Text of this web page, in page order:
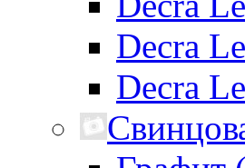
Decra
Decra